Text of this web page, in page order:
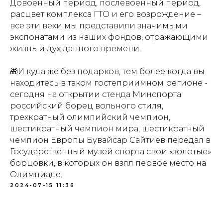
Довоенный период, послевоенный период,
расцвет комплекса ГТО и его возрождение –
все эти вехи мы представили значимыми
экспонатами из наших фондов, отражающими
жизнь и дух данного времени.
🎁И куда же без подарков, тем более когда вы
находитесь в таком гостеприимном регионе -
сегодня на открытии стенда Минспорта
российский борец вольного стиля,
трехкратный олимпийский чемпион,
шестикратный чемпион мира, шестикратный
чемпион Европы Бувайсар Сайтиев передал в
Государственный музей спорта свои «золотые»
борцовки, в которых он взял первое место на
Олимпиаде.
2024-07-15 11:36
Проезд:м.Курская
Режим работы:
Пн. - Пт. 10.00-17.00
Сб. 10.30-16.00
Вс. 10.00-17.00
Документы:
Противодействие коррупции
Посетителям:
metodsportsmus@mail.ru
info@museumsport.ru
Адрес: 105064, г.
Москва ул. Казакова,
д.18с 1